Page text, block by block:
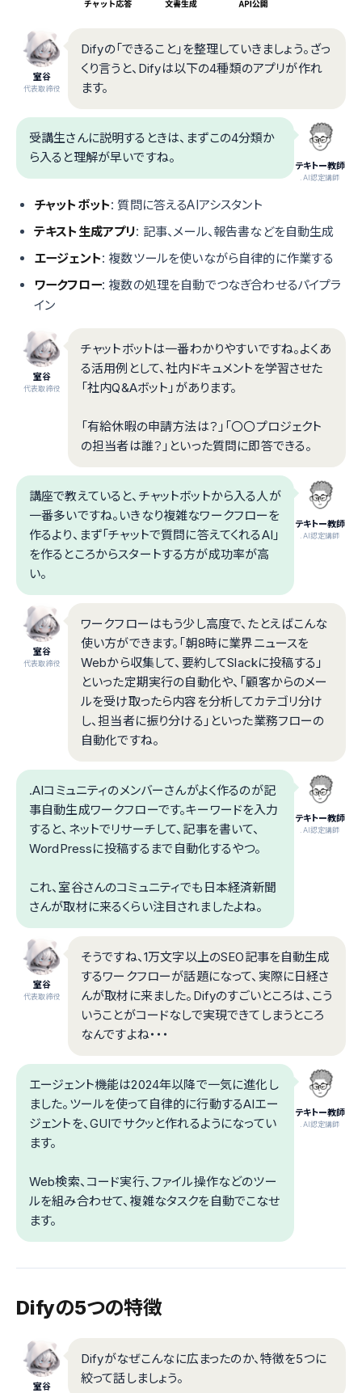
室谷
代表取締役
Difyの「できること」を整理していきましょう。ざっ
くり言うと、Difyは以下の4種類のアプリが作れ
ます。
テキトー教師
.AI認定講師
受講生さんに説明するときは、まずこの4分類か
ら入ると理解が早いですね。
チャットボット: 質問に答えるAIアシスタント
テキスト生成アプリ: 記事、メール、報告書などを自動生成
エージェント: 複数ツールを使いながら自律的に作業する
ワークフロー: 複数の処理を自動でつなぎ合わせるパイプラ
イン
室谷
代表取締役
チャットボットは一番わかりやすいですね。よくあ
る活用例として、社内ドキュメントを学習させた
「社内Q&Aボット」があります。
「有給休暇の申請方法は？」「〇〇プロジェクト
の担当者は誰？」といった質問に即答できる。
テキトー教師
.AI認定講師
講座で教えていると、チャットボットから入る人が
一番多いですね。いきなり複雑なワークフローを
作るより、まず「チャットで質問に答えてくれるAI」
を作るところからスタートする方が成功率が高
い。
室谷
代表取締役
ワークフローはもう少し高度で、たとえばこんな
使い方ができます。「朝8時に業界ニュースを
Webから収集して、要約してSlackに投稿する」
といった定期実行の自動化や、「顧客からのメー
ルを受け取ったら内容を分析してカテゴリ分け
し、担当者に振り分ける」といった業務フローの
自動化ですね。
テキトー教師
.AI認定講師
.AIコミュニティのメンバーさんがよく作るのが記
事自動生成ワークフローです。キーワードを入力
すると、ネットでリサーチして、記事を書いて、
WordPressに投稿するまで自動化するやつ。
これ、室谷さんのコミュニティでも日本経済新聞
さんが取材に来るくらい注目されましたよね。
室谷
代表取締役
そうですね、1万文字以上のSEO記事を自動生成
するワークフローが話題になって、実際に日経さ
んが取材に来ました。Difyのすごいところは、こう
いうことがコードなしで実現できてしまうところ
なんですよね・・・
テキトー教師
.AI認定講師
エージェント機能は2024年以降で一気に進化し
ました。ツールを使って自律的に行動するAIエー
ジェントを、GUIでサクッと作れるようになってい
ます。
Web検索、コード実行、ファイル操作などのツー
ルを組み合わせて、複雑なタスクを自動でこなせ
ます。
Difyの5つの特徴
室谷
Difyがなぜこんなに広まったのか、特徴を5つに
絞って話しましょう。